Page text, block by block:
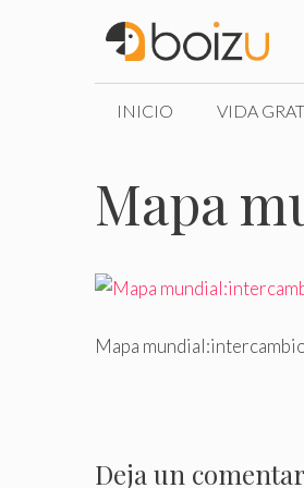
INICIO VIDA
Mapa
Mapa
Deja un